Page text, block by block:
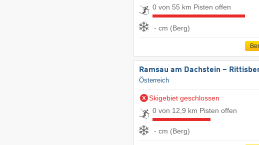
0 von 55 km Pisten offen
- cm (Berg)
Ramsau am Dachstein –
Österreich
Skigebiet geschlossen
0 von 12,9 km Pisten offen
- cm (Berg)